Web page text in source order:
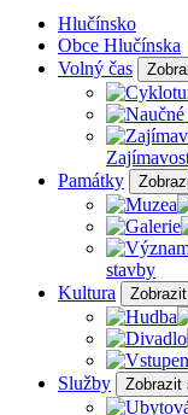
Hlučínsko
Obce Hlučínska
Volný čas
Památky
stavby
Kultura
Služby
Zobrazit